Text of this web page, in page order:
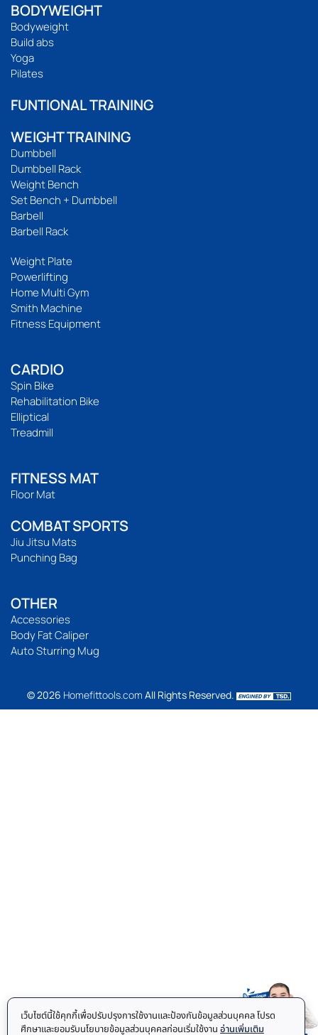
BODYWEIGHT
Bodyweight
Build abs
Yoga
Pilates
FUNTIONAL TRAINING
WEIGHT TRAINING
Dumbbell
Dumbbell Rack
Weight Bench
Set Bench + Dumbbell
Barbell
Barbell Rack
Weight Plate
Powerlifting
Home Multi Gym
Smith Machine
Fitness Equipment
CARDIO
Spin Bike
Rehabilitation Bike
Elliptical
Treadmill
FITNESS MAT
Floor Mat
COMBAT SPORTS
Jiu Jitsu Mats
Punching Bag
OTHER
Accessories
Body Fat Caliper
Auto Sturring Mug
© 2026 Homefittools.com All Rights Reserved.
เว็บไซต์นี้ใช้คุกกี้เพื่อปรับปรุงการใช้งานและป้องกันข้อมูลส่วนบุคคล โปรด
ศึกษาและยอมรับนโยบายข้อมูลส่วนบุคคลก่อนเริ่มใช้งาน อ่านเพิ่มเติม